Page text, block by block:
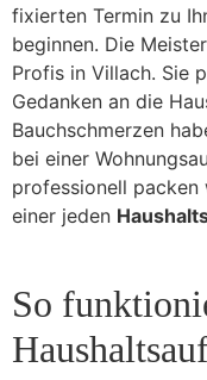
fixierten Termin zu
beginnen. Die
Profis in Villach. Sie
Gedanken an die
Bauchschmerzen
bei einer
professionell packen
einer jeden
So